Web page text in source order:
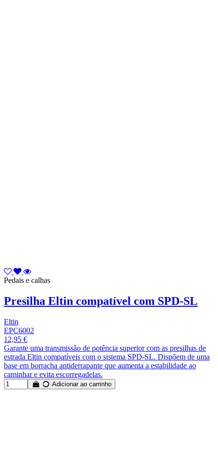
Pedais e calhas
Presilha Eltin compatível com SPD-SL
Eltin
EPC6002
12,95 €
Garante uma transmissão de potência superior com as presilhas de
estrada Eltin compatíveis com o sistema SPD-SL. Dispõem de uma
base em borracha antiderrapante que aumenta a estabilidade ao
caminhar e evita escorregadelas.
Adicionar ao carrinho